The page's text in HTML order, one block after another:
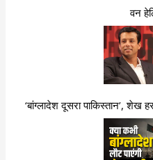
वन
‘बांग्लादेश दूसरा पाकिस्तान’, शेख